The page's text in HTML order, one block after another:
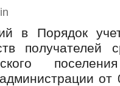
в Порядок
получателей
администрации